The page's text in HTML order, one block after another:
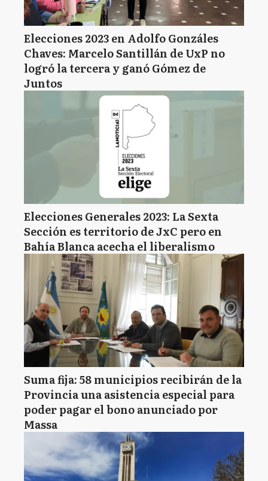
Elecciones 2023 en Adolfo Gonzáles
Chaves: Marcelo Santillán de UxP no
logró la tercera y ganó Gómez de
Juntos
Elecciones Generales 2023: La Sexta
Sección es territorio de JxC pero en
Bahía Blanca acecha el liberalismo
Suma fija: 58 municipios recibirán de la
Provincia una asistencia especial para
poder pagar el bono anunciado por
Massa